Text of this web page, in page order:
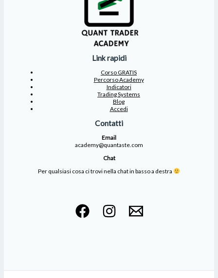
Link rapidi
Corso GRATIS
Percorso Academy
Indicatori
Trading Systems
Blog
Accedi
Contatti
Email
academy@quantaste.com
Chat
Per qualsiasi cosa ci trovi nella chat in basso a destra